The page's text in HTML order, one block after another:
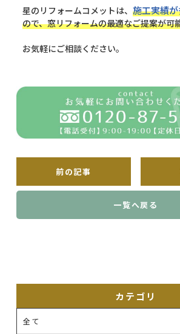
星のリフォームコメットは、 施工実績
ので、窓リフォームの最適なご提案が可
お気軽にご相談ください。
前の記事
一覧へ戻る
カテゴリ
全て